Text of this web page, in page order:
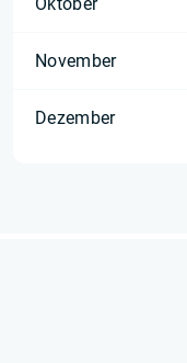
November
Dezember